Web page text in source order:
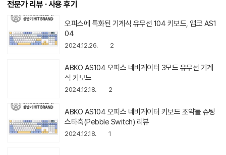
전문가 리뷰 · 사용 후기
오피스에 특화된 기계식 유무선 104 키보드, 앱코 AS1
04
2024.12.26. 2
ABKO AS104 오피스 네비게이터 3모드 유무선 기계
식 키보드
2024.12.18. 2
ABKO AS104 오피스 네비게이터 키보드 조약돌 슈팅
스타축(Pebble Switch) 리뷰
2024.12.18. 1